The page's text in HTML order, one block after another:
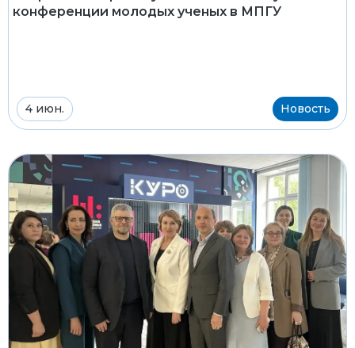
конференции молодых ученых в МПГУ
4 июн. Новость